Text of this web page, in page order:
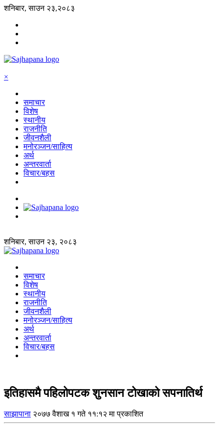
शनिबार, साउन २३,२०८३
×
समाचार
विशेष
स्थानीय
राजनीति
जीवनशैली
मनोरञ्जन/साहित्य
अर्थ
अन्तरवार्ता
विचार/बहस
शनिबार, साउन २३, २०८३
समाचार
विशेष
स्थानीय
राजनीति
जीवनशैली
मनोरञ्जन/साहित्य
अर्थ
अन्तरवार्ता
विचार/बहस
इतिहासमै पहिलोपटक शुनसान टोखाको सपनातिर्थ
साझापाना २०७७ वैशाख १ गते ११:१२ मा प्रकाशित